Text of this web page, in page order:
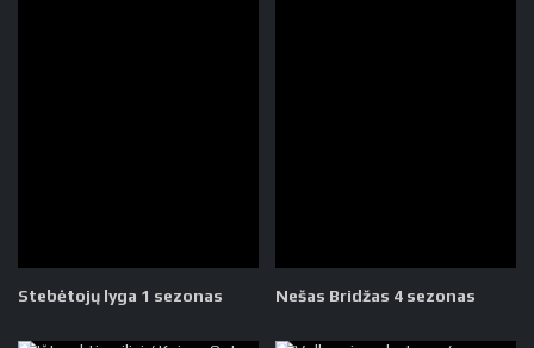
Stebėtojų lyga 1 sezonas Nešas Bridžas 4 sezonas